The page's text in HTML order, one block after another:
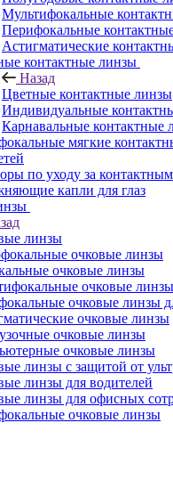
Мультифокальные
Перифокальные
Астигматические
контактные линзы
Назад
Цветные контактные линзы
Индивидуальные
Карнавальные контактные
мягкие
по уходу за
капли для глаз
линзы
очковые линзы
очковые линзы
очковые линзы
очковые линзы
очковые линзы
очковые линзы
очковые линзы
линзы с защитой от
линзы для водителей
линзы для офисных
очковые линзы